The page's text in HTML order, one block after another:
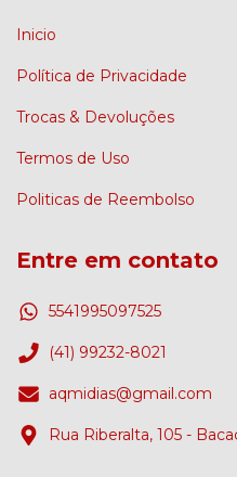
Inicio
Política de Privacidade
Trocas & Devoluções
Termos de Uso
Politicas de Reembolso
Entre em contato
5541995097525
(41) 99232-8021
aqmidias@gmail.com
Rua Riberalta, 105 -